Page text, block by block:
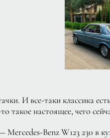
И все-таки классика
такое настоящее, чего
Benz W123 230 в